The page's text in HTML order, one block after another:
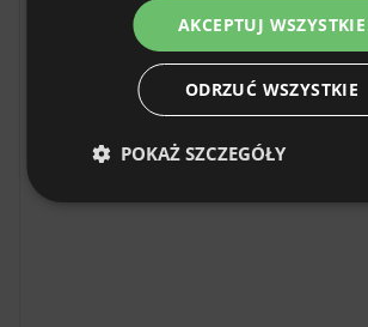
Lokalizacja
Świerki, woj. dolnośląskie, Polska
AKCEPTUJ WSZYSTKIE
ODRZUĆ WSZYSTKIE
POKAŻ SZCZEGÓŁY